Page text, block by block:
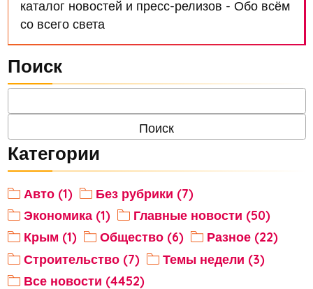
каталог новостей и пресс-релизов - Обо всём
со всего света
Поиск
Категории
Авто (1)
Без рубрики (7)
Экономика (1)
Главные новости (50)
Крым (1)
Общество (6)
Разное (22)
Строительство (7)
Темы недели (3)
Все новости (4452)